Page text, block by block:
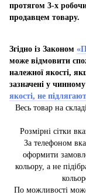
протягом 3-х
продавцем товару.
Згідно із Законом
може відмовити
належної якості,
зазначені у чинному
якості, не
Весь товар на
Розмірні сітки
За телефоном
оформити
кольору, а не
По можливості